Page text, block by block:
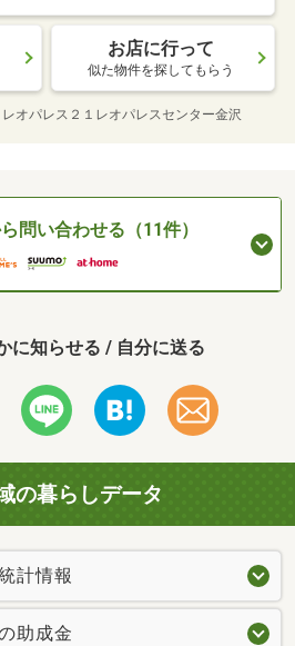
お店に行って
似た物件を探してもらう
レオパレス２１レオパレスセンター金沢
問い合わせる（11件）
に知らせる / 自分に送る
の暮らしデータ
計情報
助成金